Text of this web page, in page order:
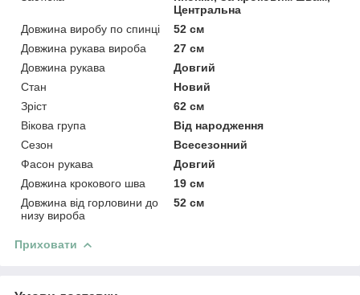
Центральна
Довжина виробу по спинці
52 см
Довжина рукава вироба
27 см
Довжина рукава
Довгий
Стан
Новий
Зріст
62 см
Вікова група
Від народження
Сезон
Всесезонний
Фасон рукава
Довгий
Довжина крокового шва
19 см
Довжина від горловини до
низу вироба
52 см
Приховати